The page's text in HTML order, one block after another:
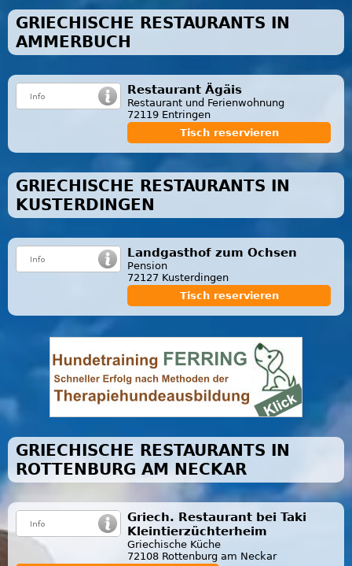
GRIECHISCHE RESTAURANTS IN
AMMERBUCH
Restaurant Ägäis
Restaurant und Ferienwohnung
72119 Entringen
Tisch reservieren
GRIECHISCHE RESTAURANTS IN
KUSTERDINGEN
Landgasthof zum Ochsen
Pension
72127 Kusterdingen
Tisch reservieren
GRIECHISCHE RESTAURANTS IN
ROTTENBURG AM NECKAR
Griech. Restaurant bei Taki
Kleintierzüchterheim
Griechische Küche
72108 Rottenburg am Neckar